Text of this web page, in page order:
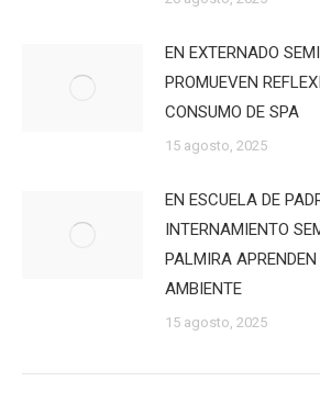
EN EXTERNADO
PROMUEVEN
CONSUMO DE SPA
15 agosto, 2025
EN ESCUELA DE
INTERNAMIENTO
PALMIRA
AMBIENTE
15 agosto, 2025